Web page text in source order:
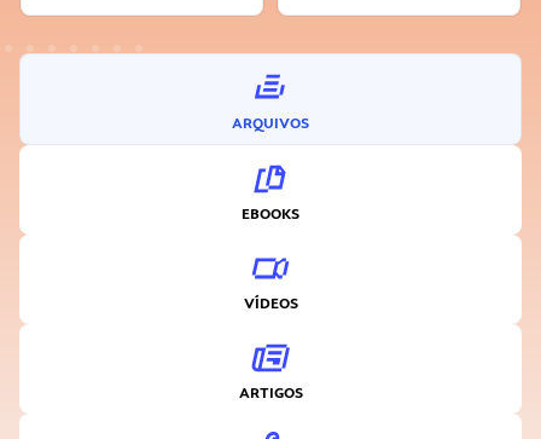
ARQUIVOS
EBOOKS
VÍDEOS
ARTIGOS